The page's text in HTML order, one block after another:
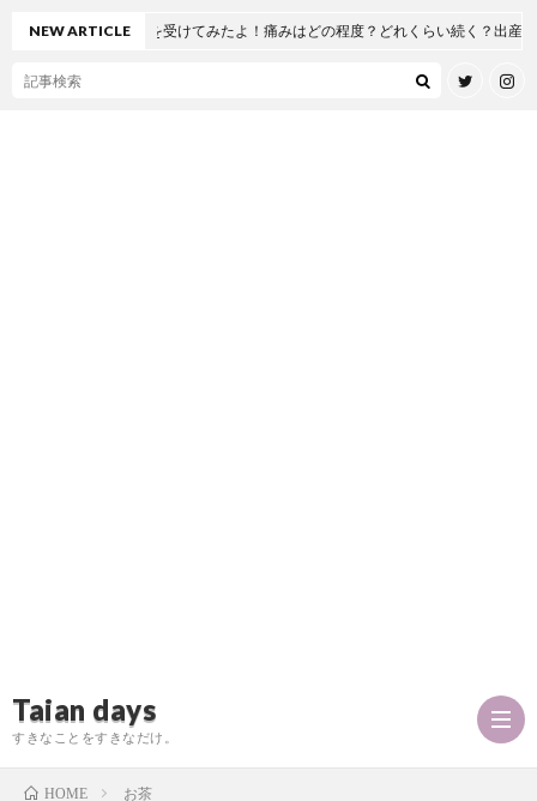
Taian days
すきなことをすきなだけ。
NEW ARTICLE
股関節置換術を受けてみたよ！痛みはどの程度？どれくらい続く？出産とどっち
HOME お茶